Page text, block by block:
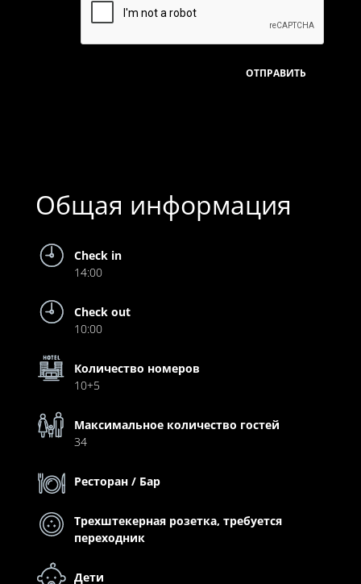
Общая информация
Check in
14:00
Check out
10:00
Количество номеров
10+5
Максимальное количество гостей
34
Ресторан / Бар
Трехштекерная розетка, требуется
переходник
Дети